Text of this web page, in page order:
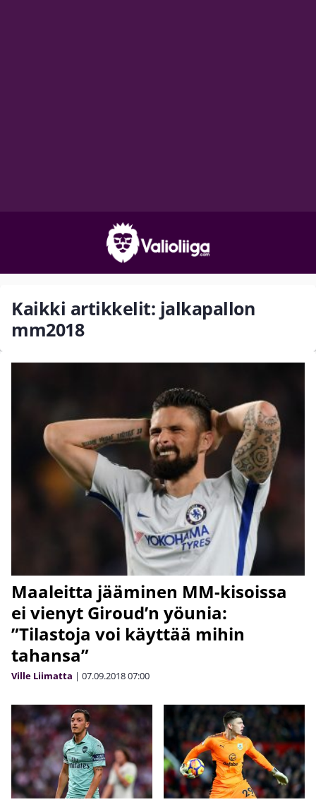
Kaikki artikkelit: jalkapallon
mm2018
Maaleitta jääminen MM-kisoissa
ei vienyt Giroud’n yöunia:
”Tilastoja voi käyttää mihin
tahansa”
Ville Liimatta | 07.09.201807:00